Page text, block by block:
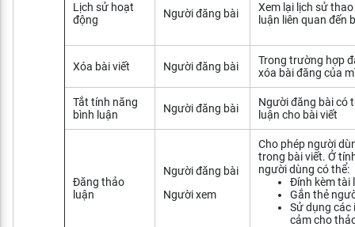
Lịch sử hoạt
động
Người đăng bài
Xem lại lịch sử
luận liên quan đến
Xóa bài viết Người đăng bài
Trong trường hợp
xóa bài đăng của
Tắt tính năng
bình luận
Người đăng bài
Người đăng bài có
luận cho bài viết
Đăng thảo
luận
Người đăng bài
Người xem
Cho phép người
trong bài viết. Ở
người dùng có thể:
Đính kèm tài
Gắn thẻ
Sử dụng các
cảm cho